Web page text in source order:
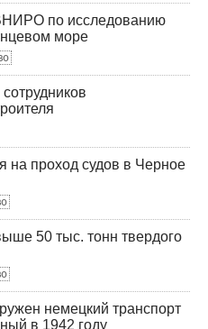
по исследованию
море
на проход судов в Черное
50 тыс. тонн твердого
немецкий транспорт
в 1942 году